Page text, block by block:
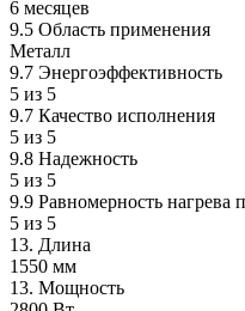
6 месяцев
9.5 Область применения
Металл
9.7 Энергоэффективность
5 из 5
9.7 Качество исполнения
5 из 5
9.8 Надежность
5 из 5
9.9 Равномерность нагрева
5 из 5
13. Длина
1550 мм
13. Мощность